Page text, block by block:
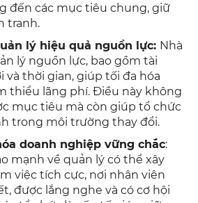
đến các mục tiêu chung, giữ
tranh.
lý hiệu quả nguồn lực: Nhà
lý nguồn lực, bao gồm tài
và thời gian, giúp tối đa hóa
thiểu lãng phí. Điều này không
mục tiêu mà còn giúp tổ chức
trong môi trường thay đổi.
doanh nghiệp vững chắc:
mạnh về quản lý có thể xây
việc tích cực, nơi nhân viên
được lắng nghe và có cơ hội